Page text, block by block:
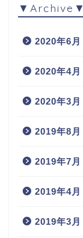
▼Archive▼
2020年6月
2020年4月
2020年3月
2019年8月
2019年7月
2019年4月
2019年3月